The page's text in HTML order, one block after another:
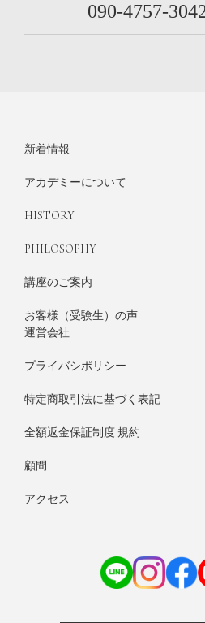
090-4757-
新着情報
アカデミーについて
HISTORY
PHILOSOPHY
講座のご案内
お客様（受験生）の声
運営会社
プライバシポリシー
特定商取引法に基づく表記
全額返金保証制度 規約
顧問
アクセス